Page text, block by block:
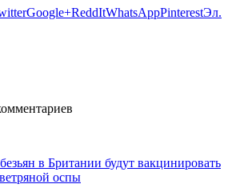
Google+ReddItWhatsAppPinterestЭл.
в Британии будут вакцинировать
оспы